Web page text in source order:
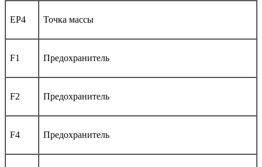
EP4 Точка массы
F1 Предохранитель
F2 Предохранитель
F4 Предохранитель